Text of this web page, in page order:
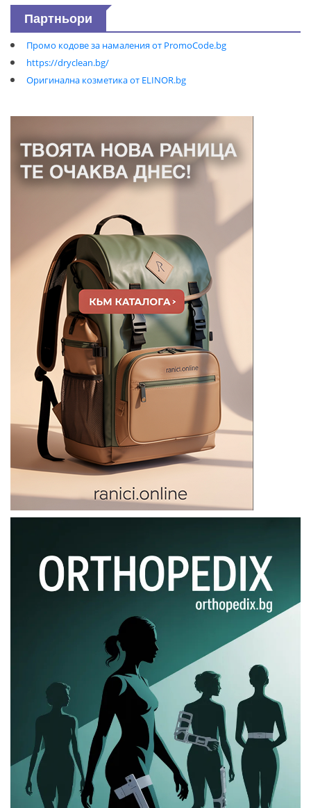
Партньори
Промо кодове за намаления от PromoCode.bg
https://dryclean.bg/
Оригинална козметика от ELINOR.bg